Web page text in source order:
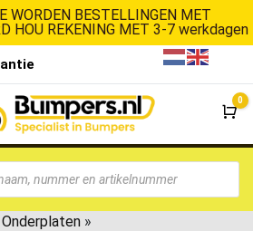
WORDEN BESTELLINGEN MET
HOU REKENING MET 3-7 werkdagen
De
0
Onderplaten »